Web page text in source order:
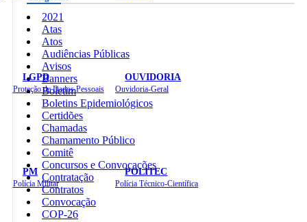
LGPD
Proteção de Dados Pessoais
OUVIDORIA
Ouvidoria-Geral
PM
Polícia Militar
POLITEC
Polícia Técnico-Científica
2021
Atas
Atos
Audiências Públicas
Avisos
Banners
Boletim
Boletins Epidemiológicos
Certidões
Chamadas
Chamamento Público
Comitê
Concursos e Convocações
Contratação
Contratos
Convocação
COP-26